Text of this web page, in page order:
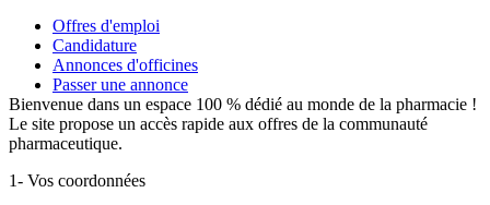
Offres d'emploi
Candidature
Annonces d'officines
Passer une annonce
Bienvenue dans un espace 100 % dédié au monde de la pharmacie !
Le site propose un accès rapide aux offres de la communauté
pharmaceutique.
1- Vos coordonnées